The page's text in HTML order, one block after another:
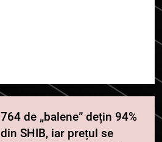
764 de „balene” dețin 94%
din SHIB, iar prețul se